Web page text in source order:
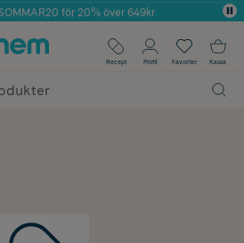
2025 inom Skönhet
för 20% över 649kr
✓ Fri frakt
på alla köp*
Recept Profil Favoriter Kassa